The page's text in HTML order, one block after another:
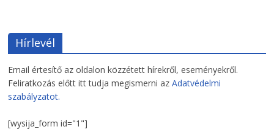
Hírlevél
Email értesítő az oldalon közzétett hírekről, eseményekről.
Feliratkozás előtt itt tudja megismerni azAdatvédelmi
szabályzatot.
[wysija_form id="1"]